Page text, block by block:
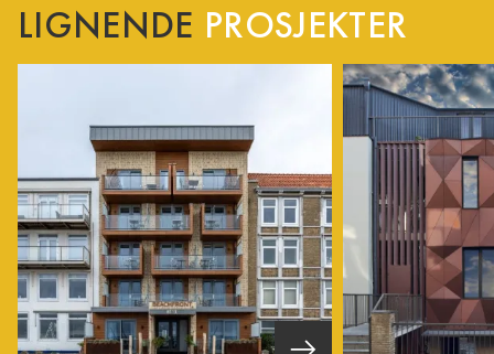
LIGNENDE PROSJEKTER